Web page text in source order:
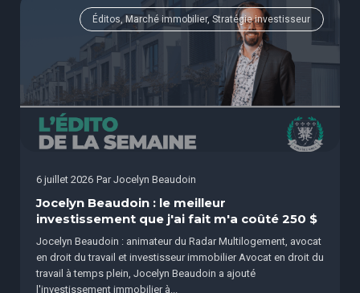
Éditos, Marché immobilier, Stratégie investisseur
6 juillet 2026 Par Jocelyn Beaudoin
Jocelyn Beaudoin : le meilleur
investissement que j'ai fait m'a coûté 250 $
Jocelyn Beaudoin : animateur du Radar Multilogement, avocat
en droit du travail et investisseur immobilier Avocat en droit du
travail à temps plein, Jocelyn Beaudoin a ajouté
l'investissement immobilier à...